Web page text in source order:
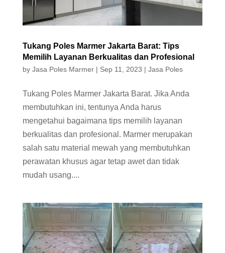
Tukang Poles Marmer Jakarta Barat: Tips
Memilih Layanan Berkualitas dan Profesional
by Jasa Poles Marmer| Sep 11, 2023 | Jasa Poles
Tukang Poles Marmer Jakarta Barat. Jika Anda
membutuhkan ini, tentunya Anda harus
mengetahui bagaimana tips memilih layanan
berkualitas dan profesional. Marmer merupakan
salah satu material mewah yang membutuhkan
perawatan khusus agar tetap awet dan tidak
mudah usang....